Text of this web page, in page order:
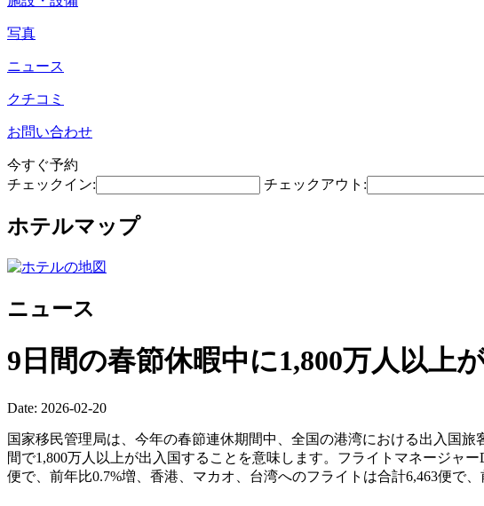
写真
ニュース
クチコミ
お問い合わせ
今すぐ予約
チェックイン:
チェックアウト:
ホテルマップ
ニュース
9日間の春節休暇中に1,800万人以上
Date: 2026-02-20
国家移民管理局は、今年の春節連休期間中、全国の港湾における出入国
間で1,800万人以上が出入国することを意味します。フライトマネージャ
便で、前年比0.7%増、香港、マカオ、台湾へのフライトは合計6,463便で、